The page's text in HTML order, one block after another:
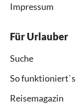
Impressum
Für Urlauber
Suche
So funktioniert`s
Reisemagazin